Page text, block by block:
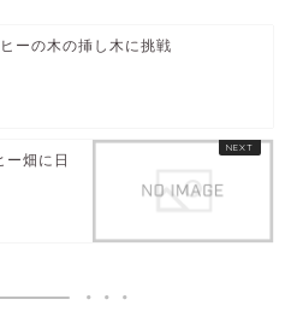
ーの木の挿し木に挑戦
ー畑に日